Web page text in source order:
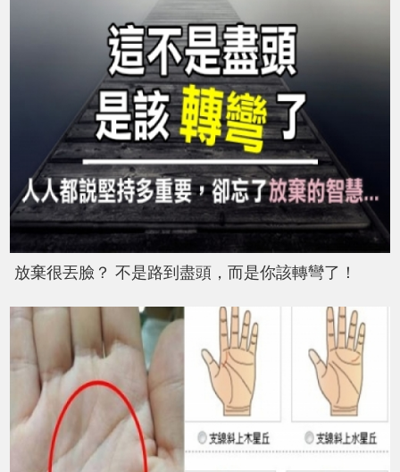
放棄很丟臉？ 不是路到盡頭，而是你該轉彎了！